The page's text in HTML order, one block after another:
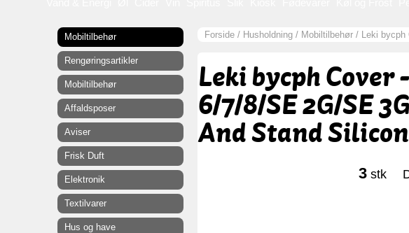
Forside / Husholdning / Mobiltilbehør / Leki
Leki bycph Cover
6/7/8/SE 2G/SE
And Stand
3 stk
Mobiltilbehør
Rengøringsartikler
Mobiltilbehør
Affaldsposer
Aviser
Frisk Duft
Elektronik
Textilvarer
Hus og have